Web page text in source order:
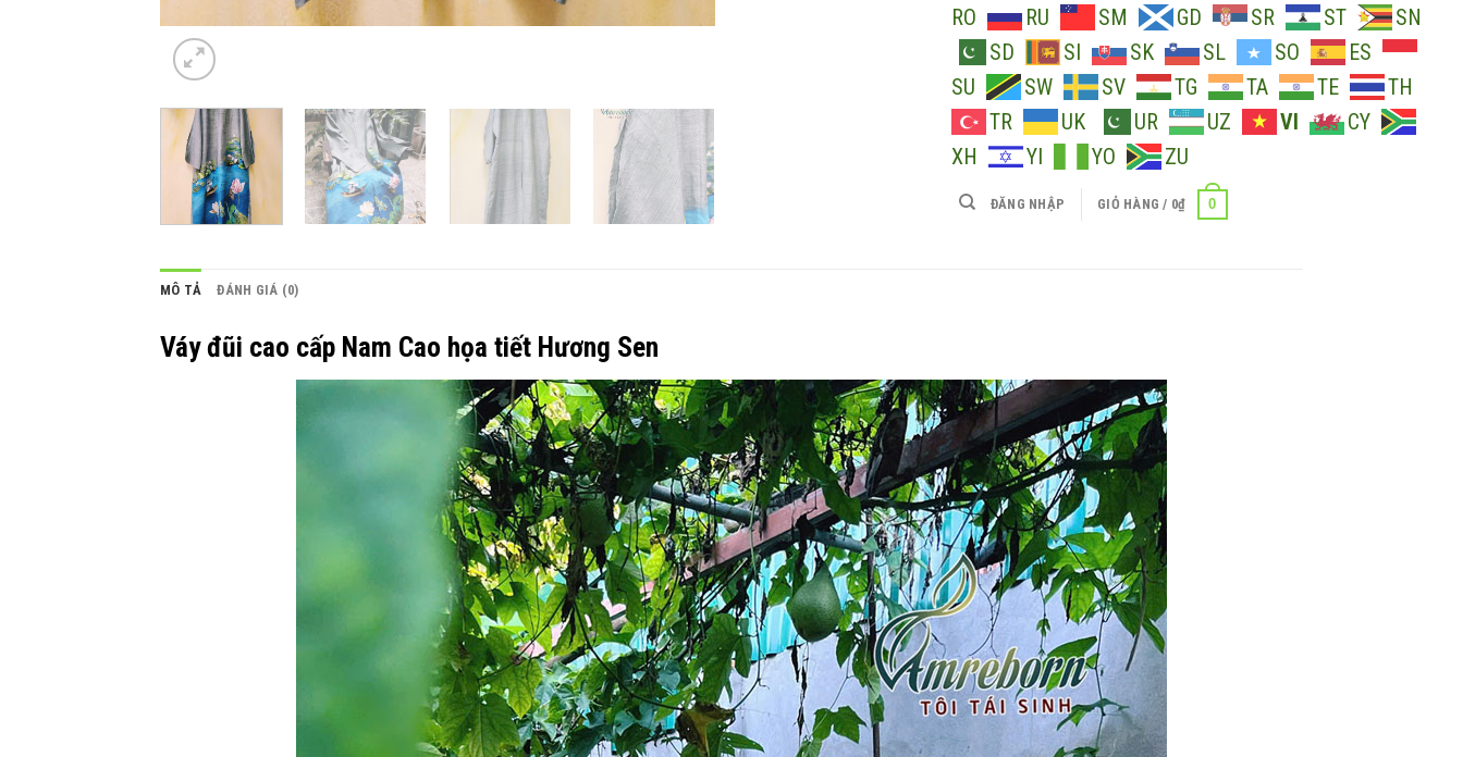
RO
RU SM GD SR ST
SN
SD
SI SK SL SO
ES
SU
SW SV TG TA TE
TH
TR
UK UR UZ VI
CY
XH
YI YO ZU
ĐĂNG NHẬP GIỎ HÀNG / 0₫ 0
MÔ TẢ ĐÁNH GIÁ (0)
Váy đũi cao cấp Nam Cao họa tiết Hương Sen